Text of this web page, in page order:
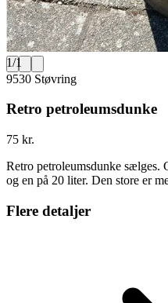
1/1
9530 Støvring
Retro petroleumsdunke
75 kr.
Retro petroleumsdunke sælges.
og en på 20 liter. Den store er
Flere detaljer